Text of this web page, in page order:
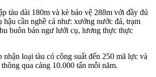
tàu dài 180m và kè bảo vệ 288m với đầy đủ
hậu cần nghề cá như: xưởng nước đá, trạm
buôn bán ngư lưới cụ, lương thực thực
nhận loại tàu có công suất đến 250 mã lực và
qua cảng 10.000 tấn mỗi năm.